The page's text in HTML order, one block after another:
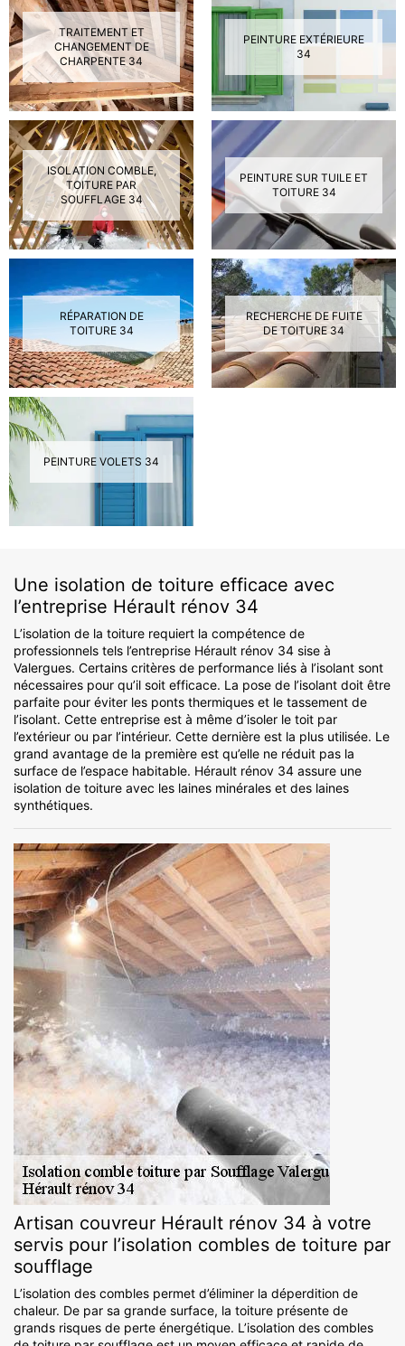
TRAITEMENT ET
CHANGEMENT DE
CHARPENTE 34
PEINTURE EXTÉRIEURE
34
ISOLATION COMBLE,
TOITURE PAR
SOUFFLAGE 34
PEINTURE SUR TUILE ET
TOITURE 34
RÉPARATION DE
TOITURE 34
RECHERCHE DE FUITE
DE TOITURE 34
PEINTURE VOLETS 34
Une isolation de toiture efficace avec
l’entreprise Hérault rénov 34
L’isolation de la toiture requiert la compétence de
professionnels tels l’entreprise Hérault rénov 34 sise à
Valergues. Certains critères de performance liés à l’isolant sont
nécessaires pour qu’il soit efficace. La pose de l’isolant doit être
parfaite pour éviter les ponts thermiques et le tassement de
l’isolant. Cette entreprise est à même d’isoler le toit par
l’extérieur ou par l’intérieur. Cette dernière est la plus utilisée. Le
grand avantage de la première est qu’elle ne réduit pas la
surface de l’espace habitable. Hérault rénov 34 assure une
isolation de toiture avec les laines minérales et des laines
synthétiques.
Artisan couvreur Hérault rénov 34 à votre
servis pour l’isolation combles de toiture par
soufflage
L’isolation des combles permet d’éliminer la déperdition de
chaleur. De par sa grande surface, la toiture présente de
grands risques de perte énergétique. L’isolation des combles